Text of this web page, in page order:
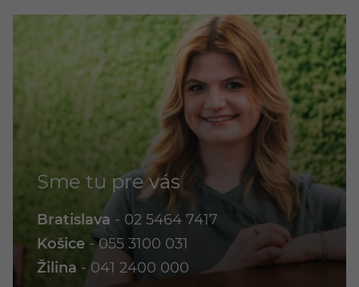
Sme tu pre vás
Bratislava - 02 5464 7417
Košice -055 3100 031
Žilina - 041 2400 000